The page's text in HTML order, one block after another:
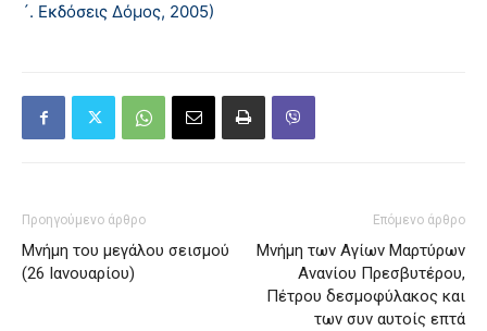
´. Εκδόσεις Δόμος, 2005)
Προηγούμενο άρθρο
Μνήμη του μεγάλου σεισμού
(26 Ιανουαρίου)
Επόμενο άρθρο
Μνήμη των Aγίων Μαρτύρων
Ανανίου Πρεσβυτέρου,
Πέτρου δεσμοφύλακος και
των συν αυτοίς επτά